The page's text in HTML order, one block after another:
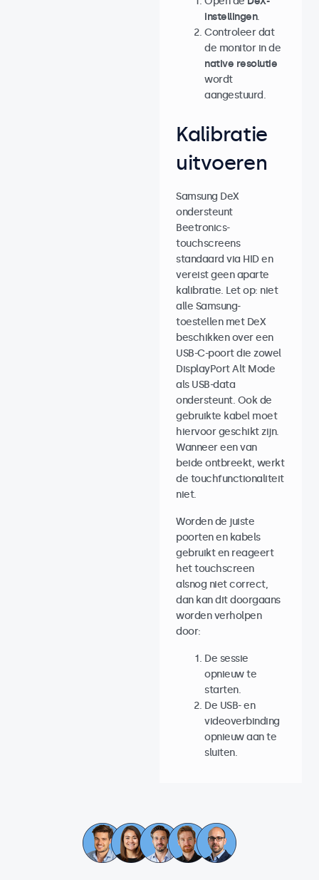
instellingen.
Controleer dat
de monitor in de
native resolutie
wordt
aangestuurd.
Kalibratie
uitvoeren
Samsung DeX
ondersteunt
Beetronics-
touchscreens
standaard via HID en
vereist geen aparte
kalibratie. Let op: niet
alle Samsung-
toestellen met DeX
beschikken over een
USB-C-poort die zowel
DisplayPort Alt Mode
als USB-data
ondersteunt. Ook de
gebruikte kabel moet
hiervoor geschikt zijn.
Wanneer een van
beide ontbreekt, werkt
de touchfunctionaliteit
niet.
Worden de juiste
poorten en kabels
gebruikt en reageert
het touchscreen
alsnog niet correct,
dan kan dit doorgaans
worden verholpen
door:
De sessie
opnieuw te
starten.
De USB- en
videoverbinding
opnieuw aan te
sluiten.